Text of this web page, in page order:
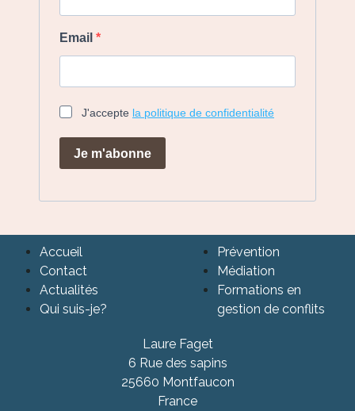
Email
J'accepte la politique de confidentialité
Je m'abonne
Accueil
Contact
Actualités
Qui suis-je?
Prévention
Médiation
Formations en
gestion de conflits
Laure Faget
6 Rue des sapins
25660 Montfaucon
France